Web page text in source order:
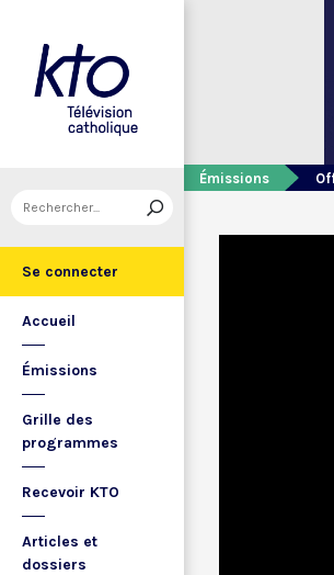
Se connecter
Accueil
Émissions
Grille des
programmes
Recevoir KTO
Articles et
dossiers
Émissions